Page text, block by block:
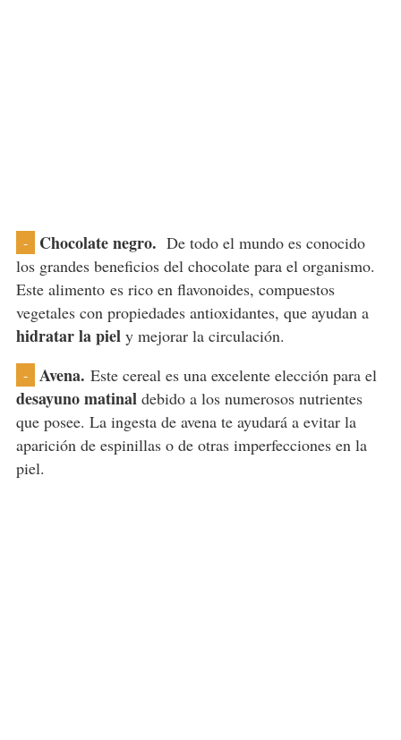
- Chocolate negro. De todo el mundo es conocido
los grandes beneficios del chocolate para el organismo.
Este alimento es rico en flavonoides, compuestos
vegetales con propiedades antioxidantes, que ayudan a
hidratar la piely mejorar la circulación.
- Avena. Este cereal es una excelente elección para el
desayuno matinaldebido a los numerosos nutrientes
que posee. La ingesta de avena te ayudará a evitar la
aparición de espinillas o de otras imperfecciones en la
piel.